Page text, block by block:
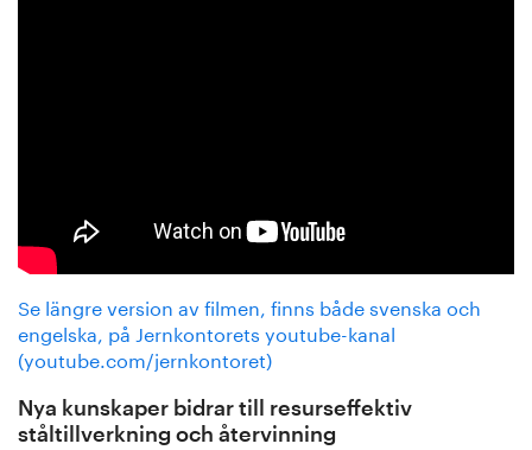
Se längre version av filmen, finns både svenska och
engelska, på Jernkontorets youtube-kanal
(youtube.com/jernkontoret)
Nya kunskaper bidrar till resurseffektiv
ståltillverkning och återvinning